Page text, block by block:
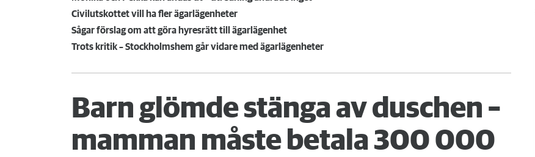
Civilutskottet vill ha fler ägarlägenheter
Sågar förslag om att göra hyresrätt till ägarlägenhet
Trots kritik – Stockholmshem går vidare med ägarlägenheter
Barn glömde stänga av duschen –
mamman måste betala 300 000